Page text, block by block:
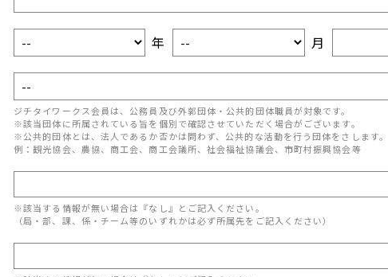
年 月
ジチタイワークス会員は、公務員及び外郭団体・公共的団体職員が対象です。
※該当団体に所属されている旨を個別で確認させていただく場合がございます。
※公共的団体とは、法人であるか否かは問わず、公共的な活動を行う団体をさします。
例：観光協会、農協、商工会、商工会議所、社会福祉協議会、市町村振興協会等
※該当する情報が無い場合は『なし』とご記入ください。
（局・部、課、係・チーム等のいずれかは必ず所属先をご記入ください）